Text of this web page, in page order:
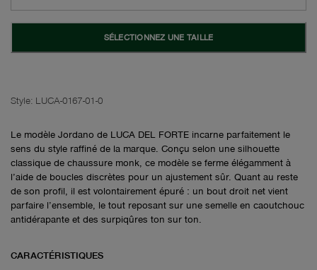
SÉLECTIONNEZ UNE TAILLE
Style: LUCA-0167-01-0
Le modèle Jordano de LUCA DEL FORTE incarne parfaitement le
sens du style raffiné de la marque. Conçu selon une silhouette
classique de chaussure monk, ce modèle se ferme élégamment à
l’aide de boucles discrètes pour un ajustement sûr. Quant au reste
de son profil, il est volontairement épuré : un bout droit net vient
parfaire l’ensemble, le tout reposant sur une semelle en caoutchouc
antidérapante et des surpiqûres ton sur ton.
CARACTÉRISTIQUES